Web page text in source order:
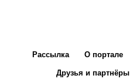
Рассылка О портале
Друзья и партнёры